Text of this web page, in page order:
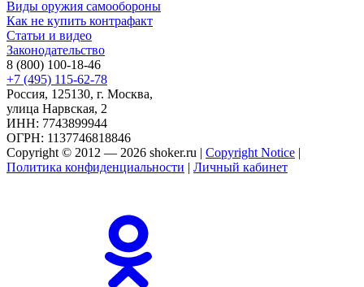
Виды оружия самообороны
Как не купить контрафакт
Статьи и видео
Законодательство
8 (800) 100-18-46
+7 (495) 115-62-78
Россия, 125130, г. Москва,
улица Нарвская, 2
ИНН: 7743899944
ОГРН: 1137746818846
Copyright © 2012 — 2026 shoker.ru | Copyright Notice |
Политика конфиденциальности | Личный кабинет